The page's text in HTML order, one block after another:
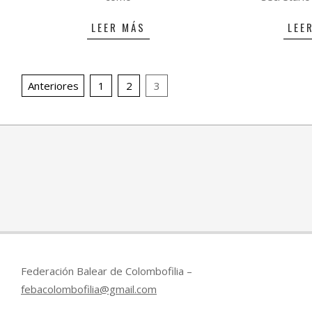
LEER MÁS
Paginación
entradas
Anteriores 1 2 3
Federación Balear de Colombofilia –
febacolombofilia@gmail.com